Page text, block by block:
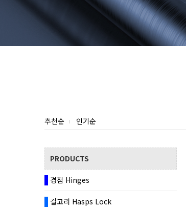
추천순 인기순
PRODUCTS
경첩 Hinges
걸고리 Hasps Lock